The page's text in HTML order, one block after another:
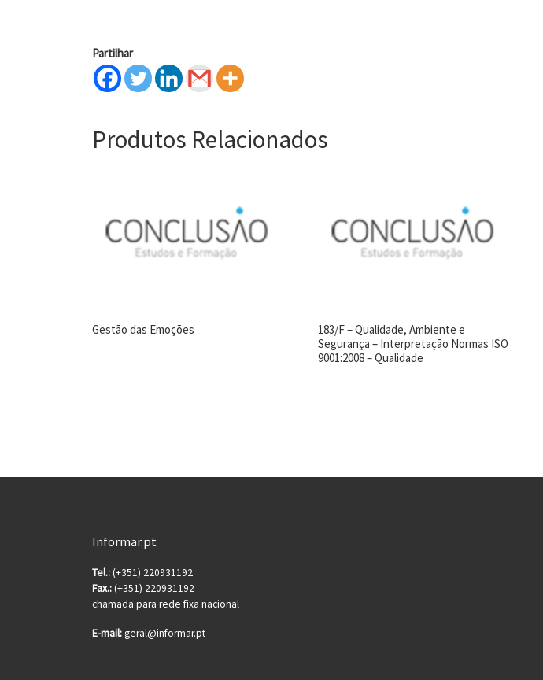
Partilhar
Produtos Relacionados
Gestão das Emoções
183/F – Qualidade, Ambiente e
Segurança – Interpretação Normas ISO
9001:2008 – Qualidade
Informar.pt
Tel.:(+351) 220931192
Fax.:(+351) 220931192
chamada para rede fixa nacional
E-mail:geral@informar.pt